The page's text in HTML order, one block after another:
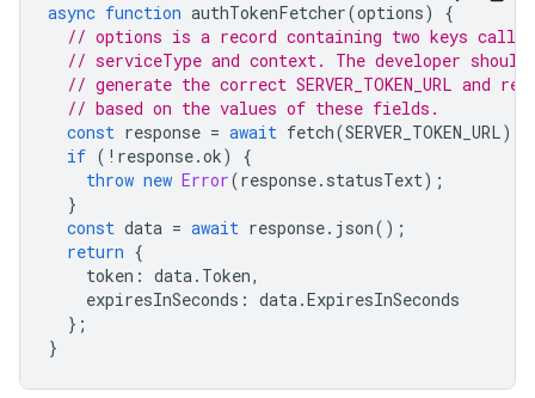
async function authTokenFetcher(options)
{
// options is a record containing two keys called
// serviceType and context. The developer should
// generate the correct SERVER_TOKEN_URL and
// based on the values of these fields.
const response = await fetch(SERVER_TOKEN_URL);
if ( ! response.ok)
{
throw new Error(response. statusText);
}
const data = await response. json();
return {
token : data. Token,
expiresInSeconds : data.ExpiresInSeconds
};
}